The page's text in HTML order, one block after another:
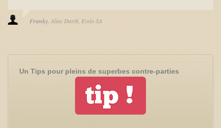
Franky Alias Darth Eyelo SA
Un Tips pour pleins de superbes contre-parties